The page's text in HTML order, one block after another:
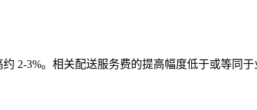
2-3%。相关配送服务费的提高幅度低于或等同于